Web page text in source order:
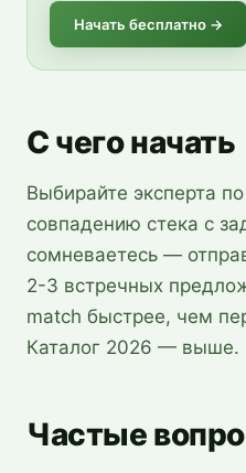
Начать бесплатно →
С чего начать
Выбирайте эксперта
совпадению стека с
сомневаетесь —
2-3 встречных
match быстрее, чем
Каталог 2026 — выше.
Частые